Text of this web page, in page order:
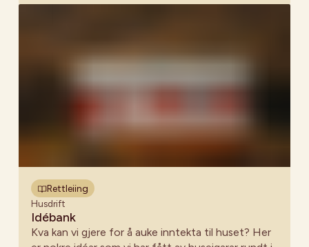
Rettleiing
Husdrift
Idébank
Kva kan vi gjere for å auke inntekta til huset? Her